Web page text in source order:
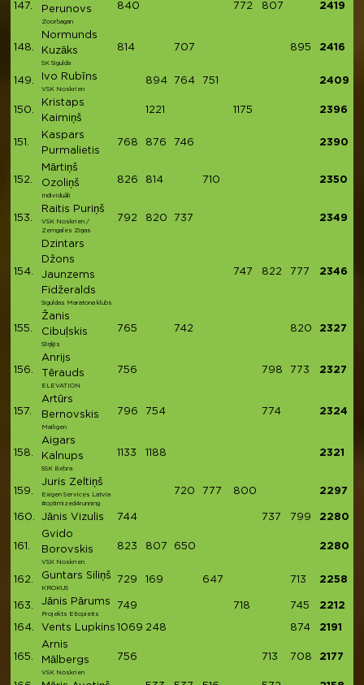
147.
Perunovs
Zoorbagan
840 772 807 2419
148.
Normunds
Kuzāks
SK Sigulda
814 707 895 2416
149. Ivo Rubīns
VSK Noskrien
894 764 751 2409
150.
Kristaps
Kaimiņš
1221 1175 2396
151.
Kaspars
Purmalietis
768 876 746 2390
152.
Mārtiņš
Ozoliņš
Individuāli
826 814 710 2350
153.
Raitis Puriņš
VSK Noskrien /
Zemgales Ziņas
792 820 737 2349
154.
Dzintars
Džons
Jaunzems
Fidžeralds
Siguldas Maratona klubs
747 822 777 2346
155.
Žanis
Cibuļskis
Sliņķis
765 742 820 2327
156.
Anrijs
Tērauds
ELEVATION
756 798 773 2327
157.
Artūrs
Bernovskis
Mailigen
796 754 774 2324
158.
Aigars
Kalnups
SSK Bebra
1133 1188 2321
159.
Juris Zeltiņš
Exigen Services Latvia
#optimized4running
720 777 800 2297
160. Jānis Vizulis 744 737 799 2280
161.
Gvido
Borovskis
VSK Noskrien
823 807 650 2280
162. Guntars Siliņš
KROKUS
729 169 647 713 2258
163. Jānis Pārums
Projekts Etiopietis
749 718 745 2212
164. Vents Lupkins 1069 248 874 2191
165.
Arnis
Mālbergs
VSK Noskrien
756 713 708 2177